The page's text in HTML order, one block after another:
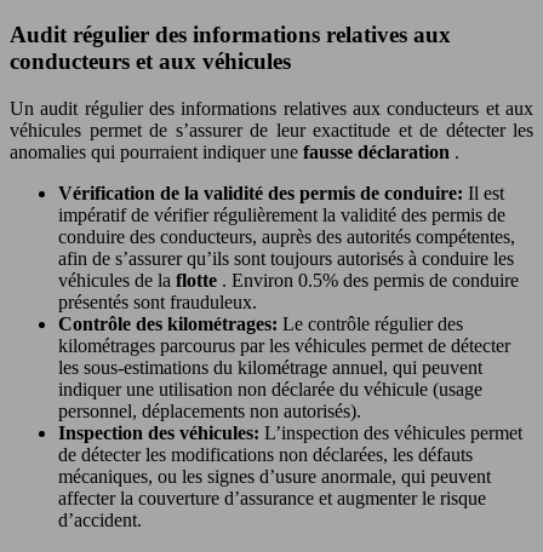
Audit régulier des informations relatives aux
conducteurs et aux véhicules
Un audit régulier des informations relatives aux conducteurs et aux
véhicules permet de s’assurer de leur exactitude et de détecter les
anomalies qui pourraient indiquer une fausse déclaration .
Vérification de la validité des permis de conduire: Il est
impératif de vérifier régulièrement la validité des permis de
conduire des conducteurs, auprès des autorités compétentes,
afin de s’assurer qu’ils sont toujours autorisés à conduire les
véhicules de la flotte . Environ 0.5% des permis de conduire
présentés sont frauduleux.
Contrôle des kilométrages: Le contrôle régulier des
kilométrages parcourus par les véhicules permet de détecter
les sous-estimations du kilométrage annuel, qui peuvent
indiquer une utilisation non déclarée du véhicule (usage
personnel, déplacements non autorisés).
Inspection des véhicules: L’inspection des véhicules permet
de détecter les modifications non déclarées, les défauts
mécaniques, ou les signes d’usure anormale, qui peuvent
affecter la couverture d’assurance et augmenter le risque
d’accident.